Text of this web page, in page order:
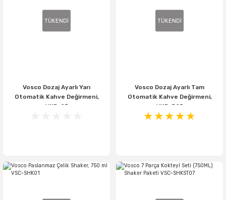
TÜKENDİ
Vosco Dozaj Ayarlı Yarı
Otomatik Kahve Değirmeni,
VKD-25
TÜKENDİ
Vosco Dozaj Ayarlı Tam
Otomatik Kahve Değirmeni,
VKD-P25